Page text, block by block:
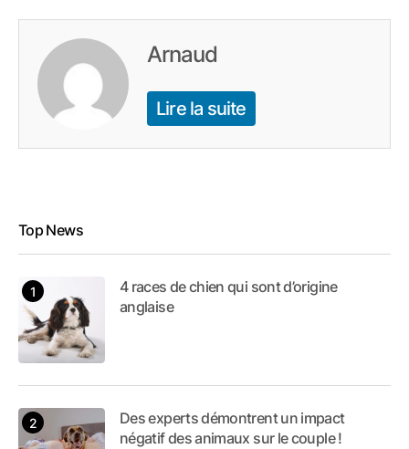
Arnaud
Lire la suite
Top News
4 races de chien qui sont d’origine
anglaise
Des experts démontrent un impact
négatif des animaux sur le couple !